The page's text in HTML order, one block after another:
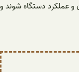
و عملکرد دستگاه شوند و